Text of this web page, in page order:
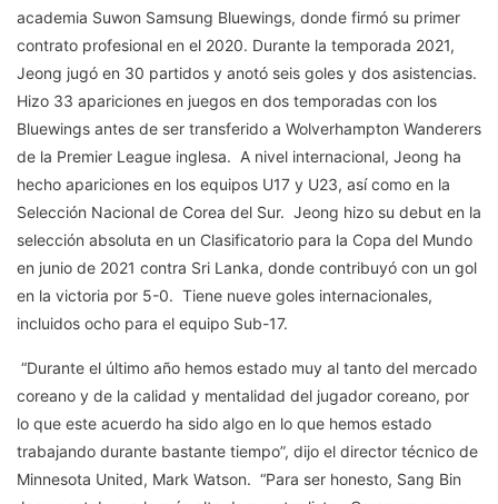
academia Suwon Samsung Bluewings, donde firmó su primer
contrato profesional en el 2020. Durante la temporada 2021,
Jeong jugó en 30 partidos y anotó seis goles y dos asistencias.
Hizo 33 apariciones en juegos en dos temporadas con los
Bluewings antes de ser transferido a Wolverhampton Wanderers
de la Premier League inglesa. A nivel internacional, Jeong ha
hecho apariciones en los equipos U17 y U23, así como en la
Selección Nacional de Corea del Sur. Jeong hizo su debut en la
selección absoluta en un Clasificatorio para la Copa del Mundo
en junio de 2021 contra Sri Lanka, donde contribuyó con un gol
en la victoria por 5-0. Tiene nueve goles internacionales,
incluidos ocho para el equipo Sub-17.
“Durante el último año hemos estado muy al tanto del mercado
coreano y de la calidad y mentalidad del jugador coreano, por
lo que este acuerdo ha sido algo en lo que hemos estado
trabajando durante bastante tiempo”, dijo el director técnico de
Minnesota United, Mark Watson. “Para ser honesto, Sang Bin